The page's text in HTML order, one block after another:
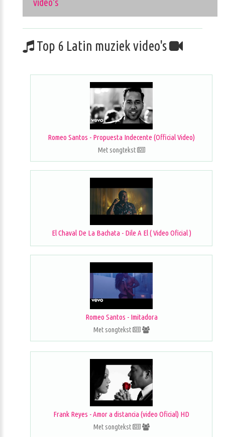
video's
Top 6 Latin muziek video's
Romeo Santos - Propuesta Indecente (Official Video)
Met songtekst
El Chaval De La Bachata - Dile A El ( Video Oficial )
Romeo Santos - Imitadora
Met songtekst
Frank Reyes - Amor a distancia (video Oficial) HD
Met songtekst